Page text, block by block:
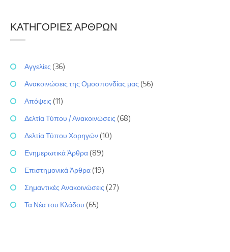
ΚΑΤΗΓΟΡΊΕΣ ΆΡΘΡΩΝ
Αγγελίες (36)
Ανακοινώσεις της Ομοσπονδίας μας (56)
Απόψεις (11)
Δελτία Τύπου / Ανακοινώσεις (68)
Δελτία Τύπου Χορηγών (10)
Ενημερωτικά Άρθρα (89)
Επιστημονικά Άρθρα (19)
Σημαντικές Ανακοινώσεις (27)
Τα Νέα του Κλάδου (65)